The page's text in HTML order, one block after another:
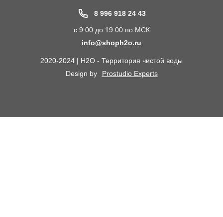
Электрические Обогреватели
8 996 918 24 43
с 9:00 до 19:00 по МСК
info@shoph2o.ru
2020-2024 | H2O - Территория чистой воды
Design by
Prostudio Experts